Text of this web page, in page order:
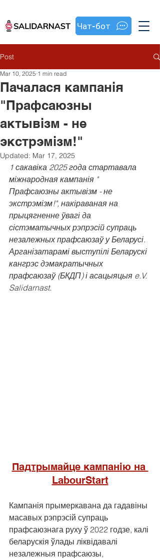
Чат-бот
Post
Пачалася кампанія
"Прафсаюзны
актывізм - не
экстрэмізм!"
Mar 10, 2025 1 min read
Updated: Mar 17, 2025
1 сакавіка 2025 года стартавала
міжнародная кампанія "
Прафсаюзны актывізм - не
экстрэмізм!", накіраваная на
прыцягненне ўвагі да
сістэматычных рэпрэсій супраць
незалежных прафсаюзаў у Беларусі.
Арганізатарамі выступілі Беларускі
кангрэс дэмакратычных
прафсаюзаў (БКДП) і асацыяцыя e.V.
Salidarnast.
Падтрымайце кампанію на
LabourStart
Кампанія прымеркавана да гадавіны
масавых рэпрэсій супраць
прафсаюзнага руху ў 2022 годзе, калі
беларускія ўлады ліквідавалі
незалежныя прафсаюзы,